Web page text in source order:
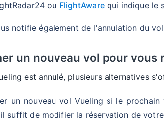
ou FlightAwarequi indique le
notifie également de l'annulation du
un nouveau vol pour vous
est annulé, plusieurs alternatives
un nouveau vol Vueling si le
suffit de modifier la réservation de